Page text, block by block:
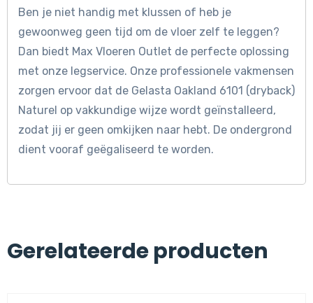
Ben je niet handig met klussen of heb je
gewoonweg geen tijd om de vloer zelf te leggen?
Dan biedt Max Vloeren Outlet de perfecte oplossing
met onze legservice. Onze professionele vakmensen
zorgen ervoor dat de Gelasta Oakland 6101 (dryback)
Naturel op vakkundige wijze wordt geïnstalleerd,
zodat jij er geen omkijken naar hebt. De ondergrond
dient vooraf geëgaliseerd te worden.
Gerelateerde producten